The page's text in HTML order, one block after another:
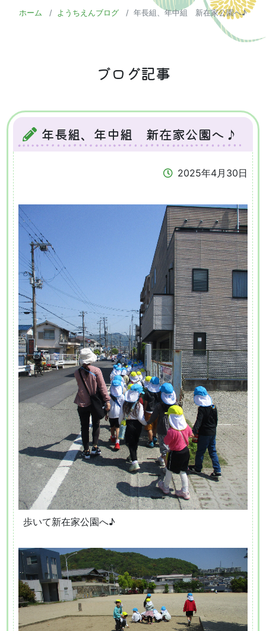
ホーム ようちえんブログ 年長組、年中組 新在家公園へ♪
ブログ記事
年長組、年中組 新在家公園へ♪
2025年4月30日
歩いて新在家公園へ♪